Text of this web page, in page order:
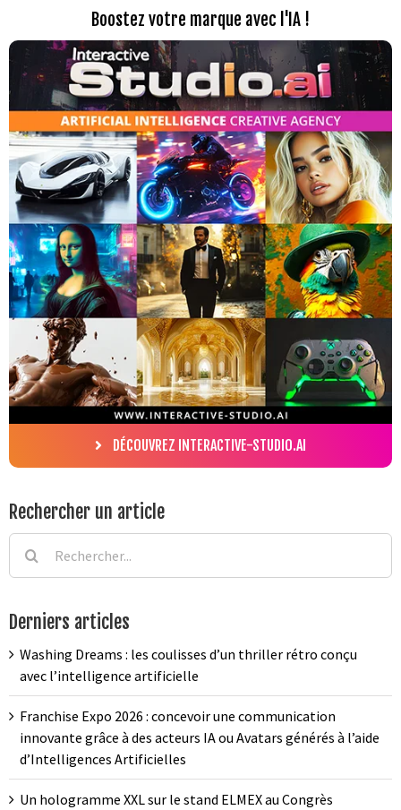
Boostez votre marque avec l'IA !
DÉCOUVREZ INTERACTIVE-STUDIO.AI
Rechercher un article
Rechercher:
Derniers articles
Washing Dreams : les coulisses d’un thriller rétro conçu
avec l’intelligence artificielle
Franchise Expo 2026 : concevoir une communication
innovante grâce à des acteurs IA ou Avatars générés à l’aide
d’Intelligences Artificielles
Un hologramme XXL sur le stand ELMEX au Congrès